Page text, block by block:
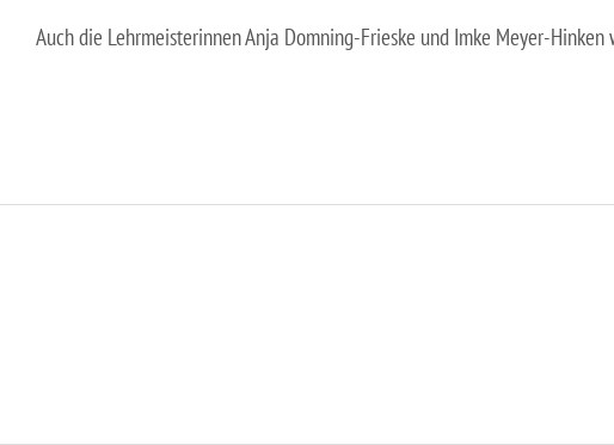
Auch die Lehrmeisterinnen Anja Domning-Frieske und Imke Meyer-